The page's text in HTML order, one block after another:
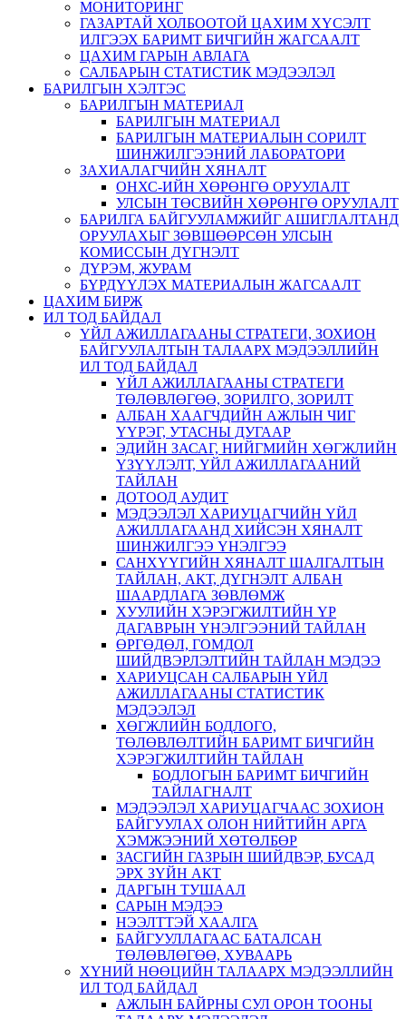
МОНИТОРИНГ
ГАЗАРТАЙ ХОЛБООТОЙ ЦАХИМ ХҮСЭЛТ
ИЛГЭЭХ БАРИМТ БИЧГИЙН ЖАГСААЛТ
ЦАХИМ ГАРЫН АВЛАГА
САЛБАРЫН СТАТИСТИК МЭДЭЭЛЭЛ
БАРИЛГЫН ХЭЛТЭС
БАРИЛГЫН МАТЕРИАЛ
БАРИЛГЫН МАТЕРИАЛ
БАРИЛГЫН МАТЕРИАЛЫН СОРИЛТ
ШИНЖИЛГЭЭНИЙ ЛАБОРАТОРИ
ЗАХИАЛАГЧИЙН ХЯНАЛТ
ОНХС-ИЙН ХӨРӨНГӨ ОРУУЛАЛТ
УЛСЫН ТӨСВИЙН ХӨРӨНГӨ ОРУУЛАЛТ
БАРИЛГА БАЙГУУЛАМЖИЙГ АШИГЛАЛТАНД
ОРУУЛАХЫГ ЗӨВШӨӨРСӨН УЛСЫН
КОМИССЫН ДҮГНЭЛТ
ДҮРЭМ, ЖУРАМ
БҮРДҮҮЛЭХ МАТЕРИАЛЫН ЖАГСААЛТ
ЦАХИМ БИРЖ
ИЛ ТОД БАЙДАЛ
ҮЙЛ АЖИЛЛАГААНЫ СТРАТЕГИ, ЗОХИОН
БАЙГУУЛАЛТЫН ТАЛААРХ МЭДЭЭЛЛИЙН
ИЛ ТОД БАЙДАЛ
ҮЙЛ АЖИЛЛАГААНЫ СТРАТЕГИ
ТӨЛӨВЛӨГӨӨ, ЗОРИЛГО, ЗОРИЛТ
АЛБАН ХААГЧДИЙН АЖЛЫН ЧИГ
ҮҮРЭГ, УТАСНЫ ДУГААР
ЭДИЙН ЗАСАГ, НИЙГМИЙН ХӨГЖЛИЙН
ҮЗҮҮЛЭЛТ, ҮЙЛ АЖИЛЛАГААНИЙ
ТАЙЛАН
ДОТООД АУДИТ
МЭДЭЭЛЭЛ ХАРИУЦАГЧИЙН ҮЙЛ
АЖИЛЛАГААНД ХИЙСЭН ХЯНАЛТ
ШИНЖИЛГЭЭ ҮНЭЛГЭЭ
САНХҮҮГИЙН ХЯНАЛТ ШАЛГАЛТЫН
ТАЙЛАН, АКТ, ДҮГНЭЛТ АЛБАН
ШААРДЛАГА ЗӨВЛӨМЖ
ХУУЛИЙН ХЭРЭГЖИЛТИЙН ҮР
ДАГАВРЫН ҮНЭЛГЭЭНИЙ ТАЙЛАН
ӨРГӨДӨЛ, ГОМДОЛ
ШИЙДВЭРЛЭЛТИЙН ТАЙЛАН МЭДЭЭ
ХАРИУЦСАН САЛБАРЫН ҮЙЛ
АЖИЛЛАГААНЫ СТАТИСТИК
МЭДЭЭЛЭЛ
ХӨГЖЛИЙН БОДЛОГО,
ТӨЛӨВЛӨЛТИЙН БАРИМТ БИЧГИЙН
ХЭРЭГЖИЛТИЙН ТАЙЛАН
БОДЛОГЫН БАРИМТ БИЧГИЙН
ТАЙЛАГНАЛТ
МЭДЭЭЛЭЛ ХАРИУЦАГЧААС ЗОХИОН
БАЙГУУЛАХ ОЛОН НИЙТИЙН АРГА
ХЭМЖЭЭНИЙ ХӨТӨЛБӨР
ЗАСГИЙН ГАЗРЫН ШИЙДВЭР, БУСАД
ЭРХ ЗҮЙН АКТ
ДАРГЫН ТУШААЛ
САРЫН МЭДЭЭ
НЭЭЛТТЭЙ ХААЛГА
БАЙГУУЛЛАГААС БАТАЛСАН
ТӨЛӨВЛӨГӨӨ, ХУВААРЬ
ХҮНИЙ НӨӨЦИЙН ТАЛААРХ МЭДЭЭЛЛИЙН
ИЛ ТОД БАЙДАЛ
АЖЛЫН БАЙРНЫ СУЛ ОРОН ТООНЫ